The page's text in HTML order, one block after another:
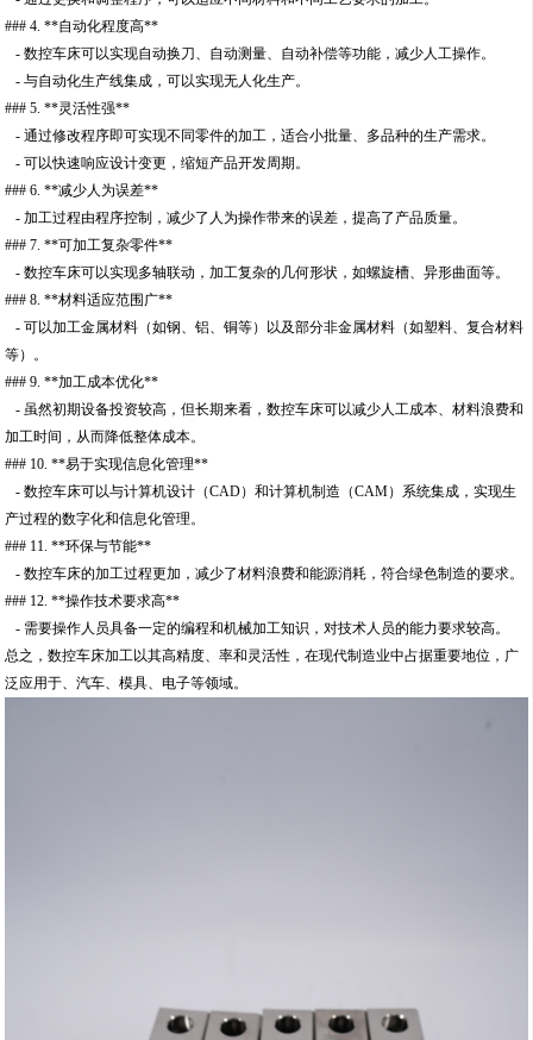
### 4. **自动化程度高**
- 数控车床可以实现自动换刀、自动测量、自动补偿等功能，减少人工操作。
- 与自动化生产线集成，可以实现无人化生产。
### 5. **灵活性强**
- 通过修改程序即可实现不同零件的加工，适合小批量、多品种的生产需求。
- 可以快速响应设计变更，缩短产品开发周期。
### 6. **减少人为误差**
- 加工过程由程序控制，减少了人为操作带来的误差，提高了产品质量。
### 7. **可加工复杂零件**
- 数控车床可以实现多轴联动，加工复杂的几何形状，如螺旋槽、异形曲面等。
### 8. **材料适应范围广**
- 可以加工金属材料（如钢、铝、铜等）以及部分非金属材料（如塑料、复合材料
等）。
### 9. **加工成本优化**
- 虽然初期设备投资较高，但长期来看，数控车床可以减少人工成本、材料浪费和
加工时间，从而降低整体成本。
### 10. **易于实现信息化管理**
- 数控车床可以与计算机设计（CAD）和计算机制造（CAM）系统集成，实现生
产过程的数字化和信息化管理。
### 11. **环保与节能**
- 数控车床的加工过程更加，减少了材料浪费和能源消耗，符合绿色制造的要求。
### 12. **操作技术要求高**
- 需要操作人员具备一定的编程和机械加工知识，对技术人员的能力要求较高。
总之，数控车床加工以其高精度、率和灵活性，在现代制造业中占据重要地位，广
泛应用于、汽车、模具、电子等领域。